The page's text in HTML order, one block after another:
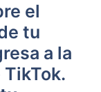
el
tu
a la